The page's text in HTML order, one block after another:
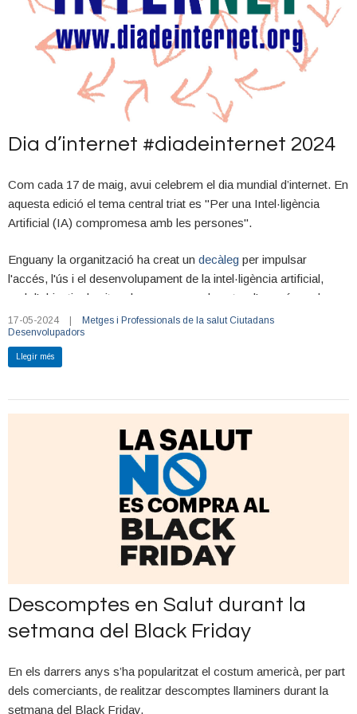
Dia d’internet #diadeinternet 2024
Com cada 17 de maig, avui celebrem el dia mundial d’internet. En
aquesta edició el tema central triat es "Per una Intel·ligència
Artificial (IA) compromesa amb les persones".
Enguany la organització ha creat un decàleg per impulsar
l'accés, l'ús i el desenvolupament de la intel·ligència artificial,
amb l'objectiu de situar les persones al centre d'un món cada
cop més digitalitzat.
Mitjançant aquest decàleg es volen establir els principis
persones.
Podeu consultar tota la informació a la web
https://www.diadeinternet.org/
Web Mèdica Acreditada, cada dia es el
#diadeinternet, aprofitem per posar el nostre gra de sorra i
difondre aquesta iniciativa.
17-05-2024 | Metges i Professionals de la salut Ciutadans
Desenvolupadors
Llegir més
Descomptes en Salut durant la
setmana del Black Friday
En els darrers anys s’ha popularitzat el costum americà, per part
dels comerciants, de realitzar descomptes llaminers durant la
setmana del Black Friday.